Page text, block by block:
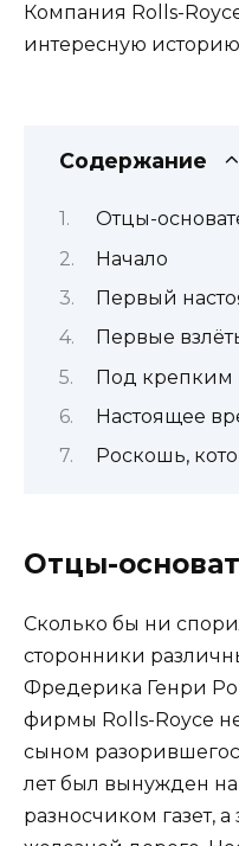
Компания Rolls-
интересную историю
Содержание
Отцы-
Начало
Первый
Первые
Под крепким
Настоящее
Роскошь,
Отцы-
Сколько бы ни
сторонники
Фредерика Генри
фирмы Rolls-Royce
сыном
лет был вынужден
разносчиком газет,